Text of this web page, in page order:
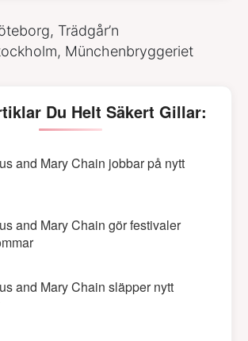
Trädgår’n
Münchenbryggeriet
Du Helt Säkert Gillar:
and Mary Chain jobbar på nytt
and Mary Chain gör festivaler
and Mary Chain släpper nytt